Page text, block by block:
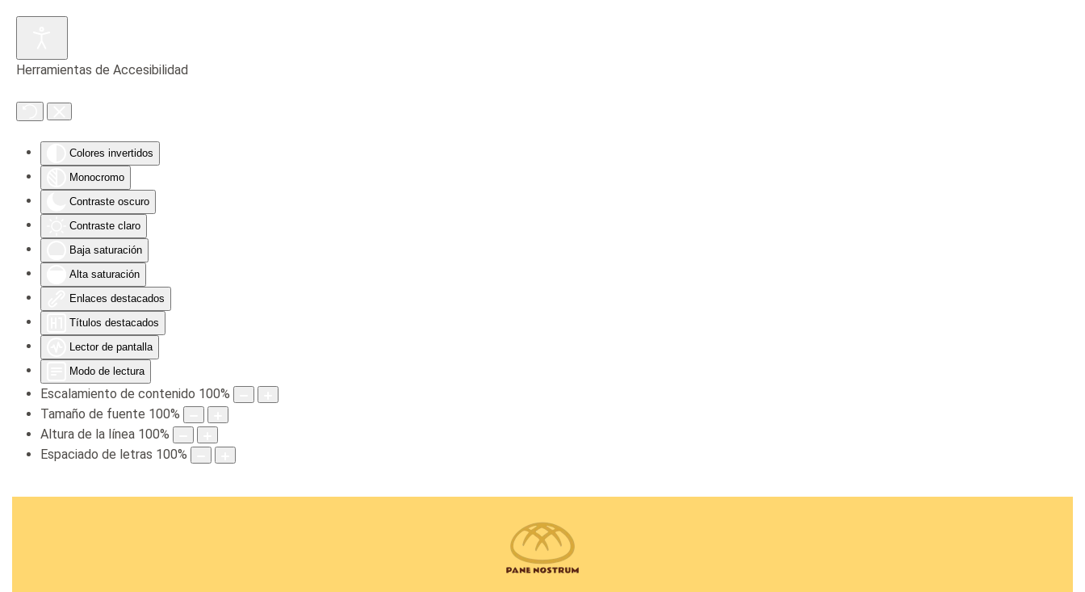
Herramientas de Accesibilidad
Colores invertidos
Monocromo
Contraste oscuro
Contraste claro
Baja saturación
Alta saturación
Enlaces destacados
Títulos destacados
Lector de pantalla
Modo de lectura
Escalamiento de contenido 100%
Tamaño de fuente 100%
Altura de la línea 100%
Espaciado de letras 100%